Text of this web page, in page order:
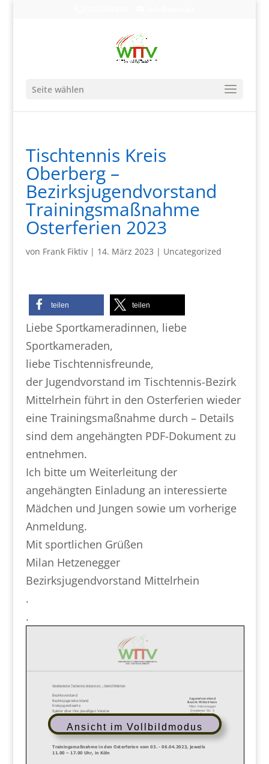
Seite wählen
Tischtennis Kreis
Oberberg –
Bezirksjugendvorstand
Trainingsmaßnahme
Osterferien 2023
von Frank Fiktiv| 14. März 2023 | Uncategorized
teilen teilen
Liebe Sportkameradinnen, liebe
Sportkameraden,
liebe Tischtennisfreunde,
der Jugendvorstand im Tischtennis-Bezirk
Mittelrhein führt in den Osterferien wieder
eine Trainingsmaßnahme durch – Details
sind dem angehängten PDF-Dokument zu
entnehmen.
Ich bitte um Weiterleitung der
angehängten Einladung an interessierte
Mädchen und Jungen sowie um vorherige
Anmeldung.
Mit sportlichen Grüßen
Milan Hetzenegger
Bezirksjugendvorstand Mittelrhein
.
.
Ansicht im Vollbildmodus